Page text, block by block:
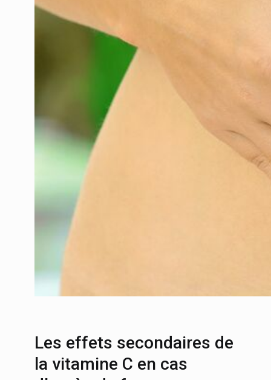
Les effets secondaires de
la vitamine C en cas